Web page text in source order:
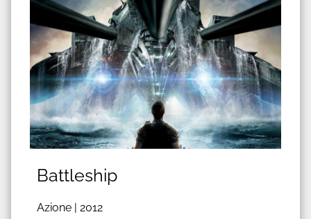
Battleship
Azione | 2012